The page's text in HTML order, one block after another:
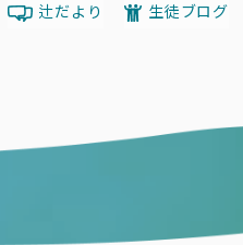
辻だより 生徒ブログ